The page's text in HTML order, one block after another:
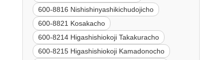
600-8816 Nishishinyashikichudojicho
600-8821 Kosakacho
600-8214 Higashishiokoji Takakuracho
600-8215 Higashishiokoji Kamadonocho